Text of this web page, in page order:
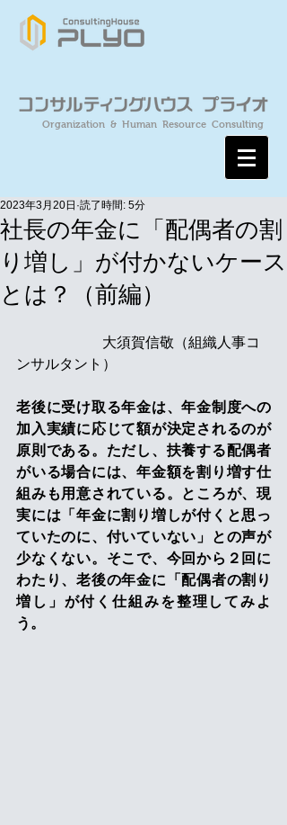
Organization & Human Resource Consulting
社長の年金に「配偶者の割
り増し」が付かないケース
とは？（前編）
2023年3月20日 読了時間: 5分
大須賀信敬（組織人事コ
ンサルタント）
老後に受け取る年金は、年金制度への
加入実績に応じて額が決定されるのが
原則である。ただし、扶養する配偶者
がいる場合には、年金額を割り増す仕
組みも用意されている。ところが、現
実には「年金に割り増しが付くと思っ
ていたのに、付いていない」との声が
少なくない。そこで、今回から２回に
わたり、老後の年金に「配偶者の割り
増し」が付く仕組みを整理してみよ
う。